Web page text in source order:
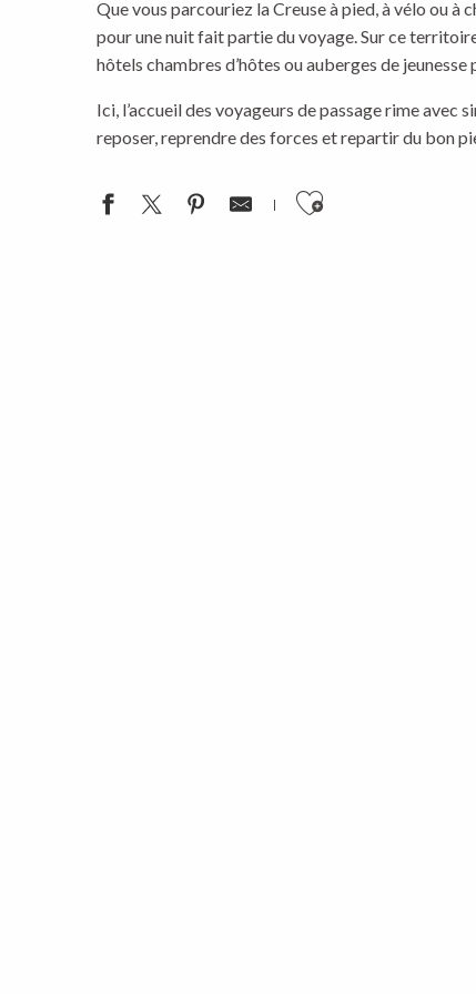
Que vous parcouriez la Creuse à pied, à vélo ou à
pour une nuit fait partie du voyage. Sur ce
hôtels chambres d’hôtes ou auberges de
Ici, l’accueil des voyageurs de passage rime
reposer, reprendre des forces et repartir du bon
Ajouter aux favoris